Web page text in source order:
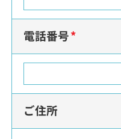
電話番号
ご住所